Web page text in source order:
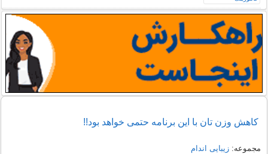
کاهش وزن تان با این برنامه حتمی خواهد بود!!
مجموعه:زیبایی اندام